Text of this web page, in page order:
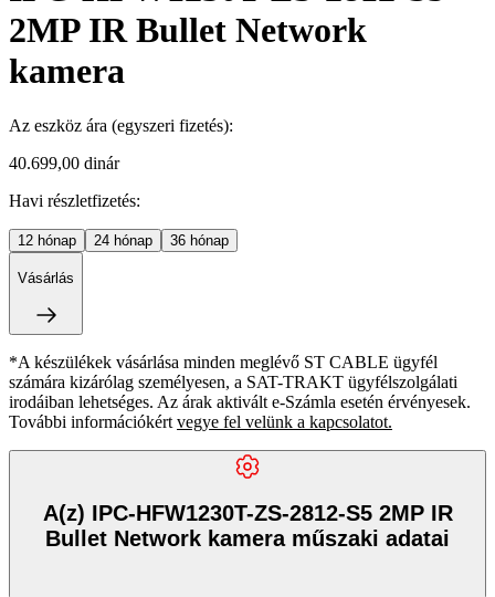
2MP IR Bullet Network
kamera
Az eszköz ára (egyszeri fizetés):
40.699,00 dinár
Havi részletfizetés:
12 hónap 24 hónap 36 hónap
Vásárlás
*A készülékek vásárlása minden meglévő ST CABLE ügyfél
számára kizárólag személyesen, a SAT-TRAKT ügyfélszolgálati
irodáiban lehetséges. Az árak aktivált e-Számla esetén érvényesek.
További információkért vegye fel velünk a kapcsolatot.
A(z) IPC-HFW1230T-ZS-2812-S5 2MP IR
Bullet Network kamera műszaki adatai